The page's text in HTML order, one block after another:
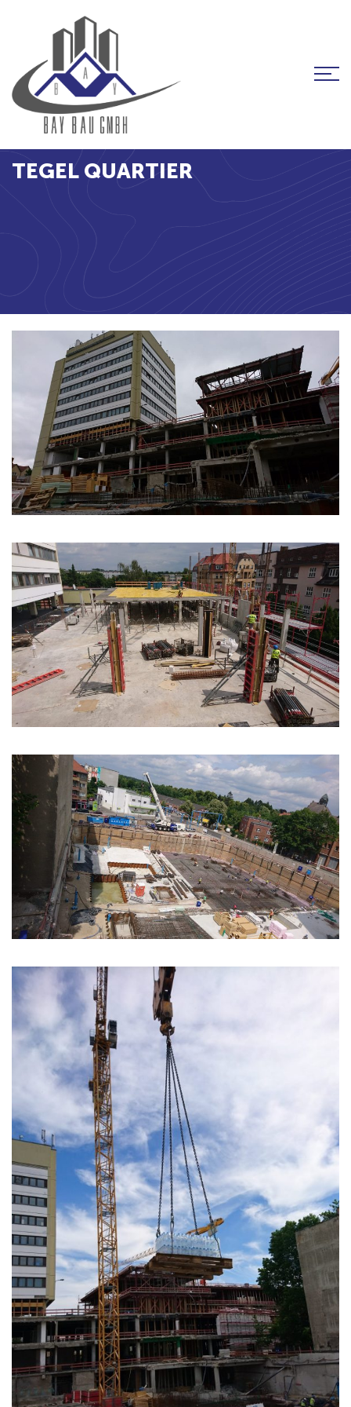
TEGEL QUARTIER